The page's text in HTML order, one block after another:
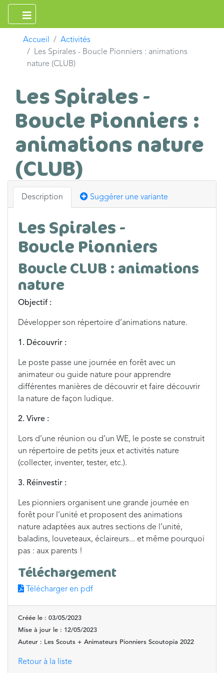
Accueil
Activités
Les Spirales - Boucle Pionniers : animations
nature (CLUB)
Les Spirales -
Boucle Pionniers :
animations nature
(CLUB)
Description Suggérer une variante
Les Spirales -
Boucle Pionniers
Boucle CLUB : animations
nature
Objectif :
Développer son répertoire d’animations nature.
1. Découvrir :
Le poste passe une journée en forêt avec un
animateur ou guide nature pour apprendre
différentes manières de découvrir et faire découvrir
la nature de façon ludique.
2. Vivre :
Lors d’une réunion ou d’un WE, le poste se construit
un répertoire de petits jeux et activités nature
(collecter, inventer, tester, etc.).
3. Réinvestir :
Les pionniers organisent une grande journée en
forêt pour l’unité et proposent des animations
nature adaptées aux autres sections de l’unité,
baladins, louveteaux, éclaireurs... et même pourquoi
pas : aux parents !
Téléchargement
Télécharger en pdf
Créée le : 03/05/2023
Mise à jour le : 12/05/2023
Auteur : Les Scouts + Animateurs Pionniers Scoutopia 2022
Retour à la liste